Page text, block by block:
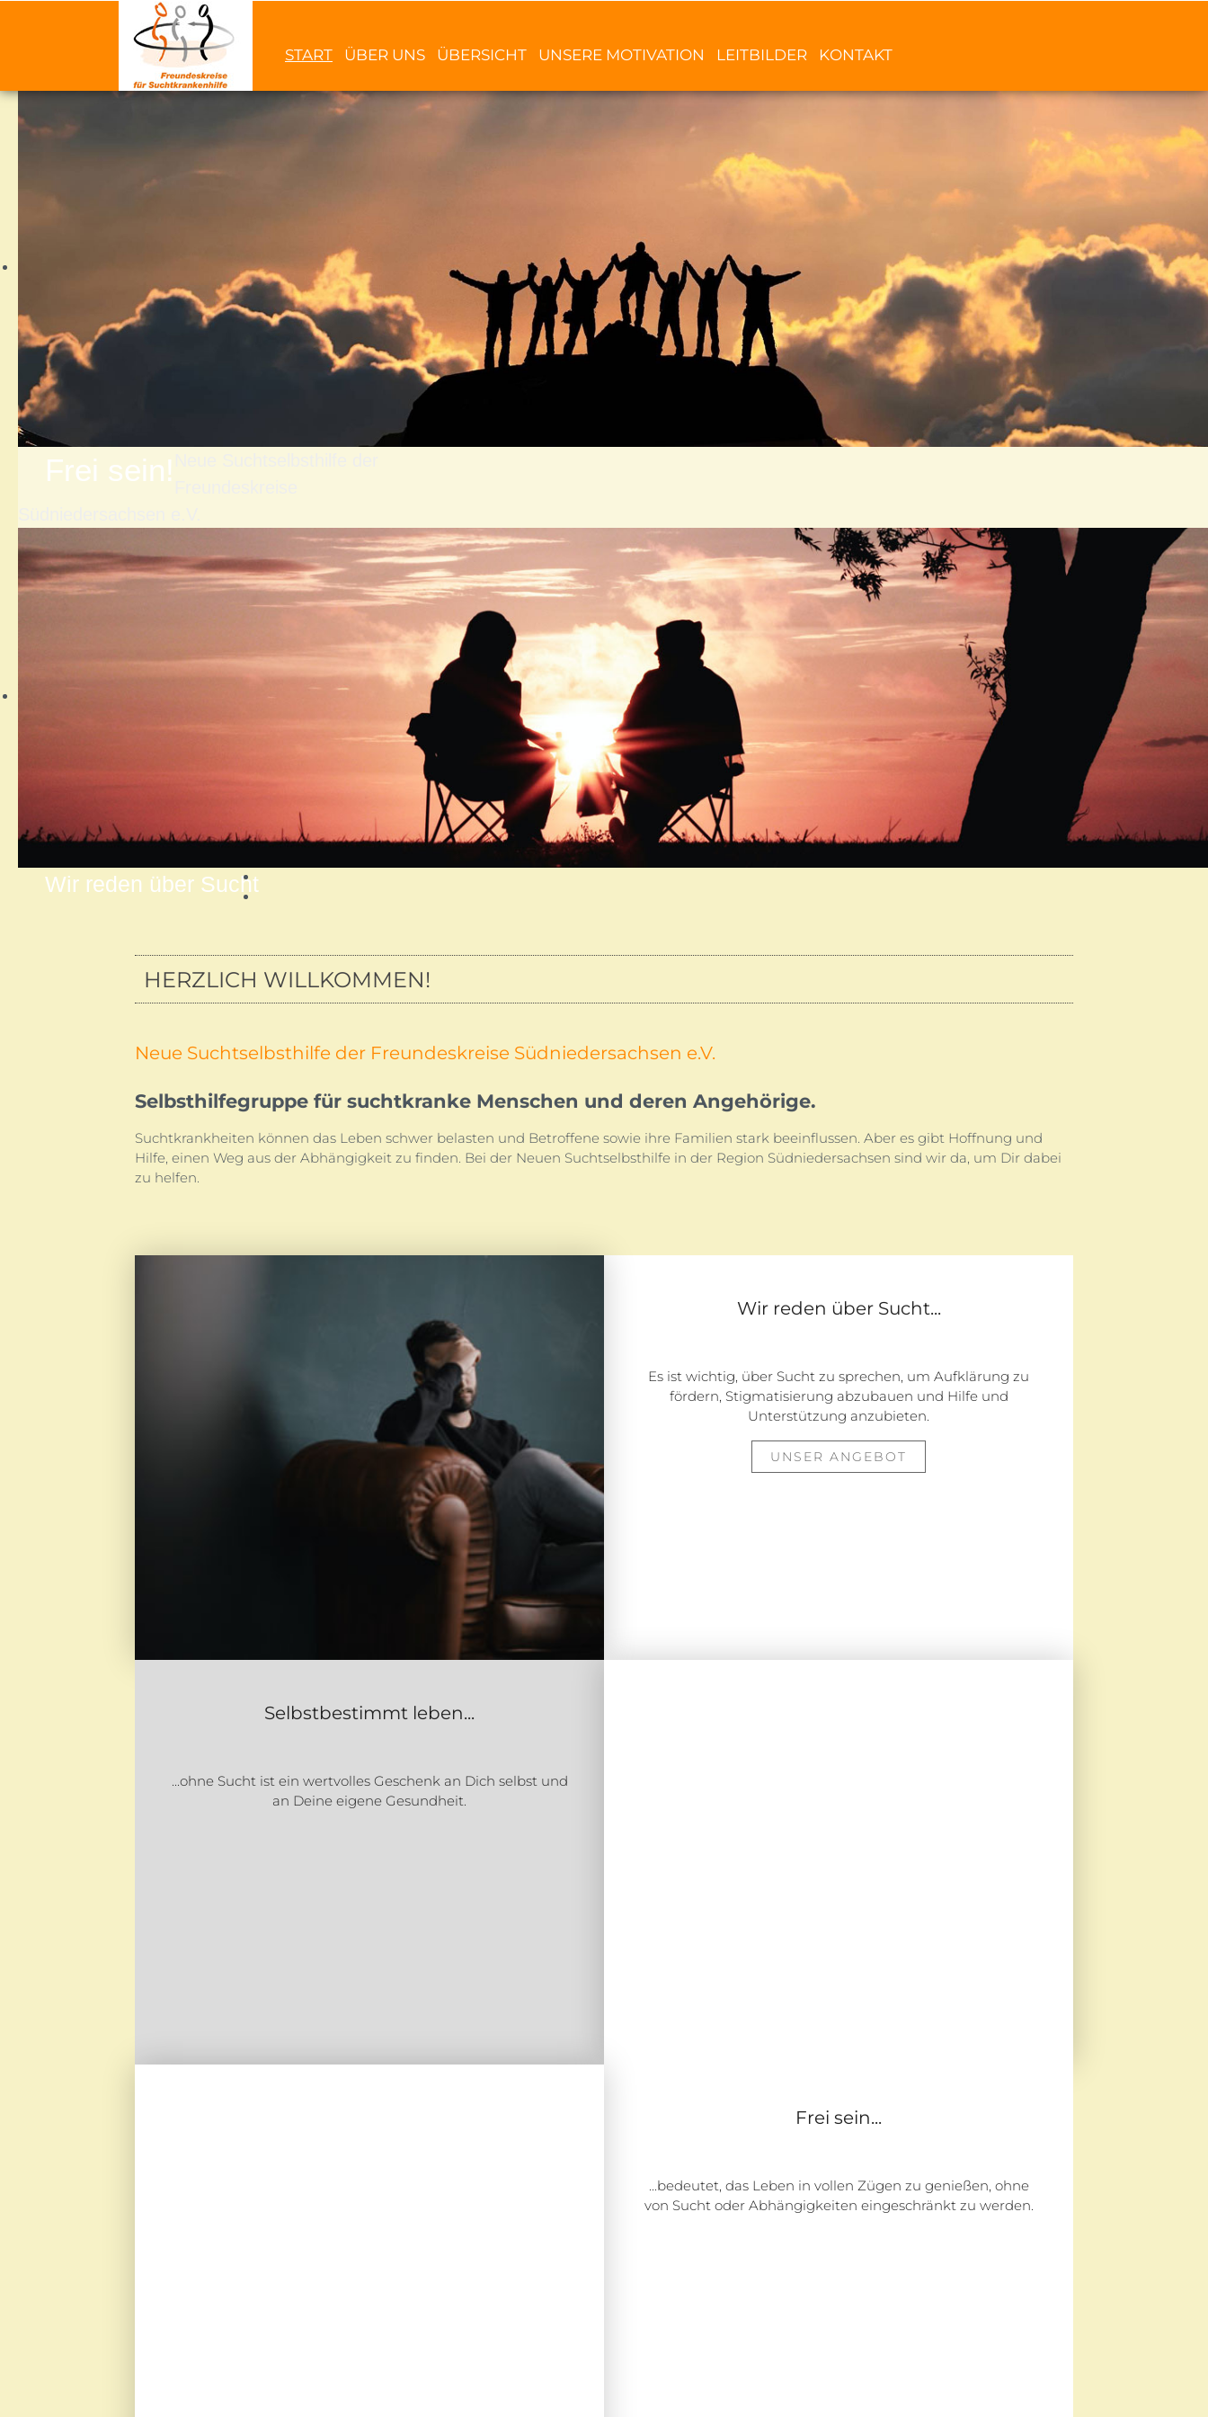
START ÜBER UNS ÜBERSICHT UNSERE MOTIVATION LEITBILDER KONTAKT
Frei sein!
Wir reden über Sucht
HERZLICH WILLKOMMEN!
Neue Suchtselbsthilfe der Freundeskreise Südniedersachsen e.V.
Selbsthilfegruppe für suchtkranke Menschen und deren Angehörige.
Suchtkrankheiten können das Leben schwer belasten und Betroffene sowie ihre Familien stark beeinflussen. Aber es gibt Hoffnung und
Hilfe, einen Weg aus der Abhängigkeit zu finden. Bei der Neuen Suchtselbsthilfe in der Region Südniedersachsen sind wir da, um Dir dabei
zu helfen.
Wir reden über Sucht...
Es ist wichtig, über Sucht zu sprechen, um Aufklärung zu
fördern, Stigmatisierung abzubauen und Hilfe und
Unterstützung anzubieten.
UNSER ANGEBOT
Selbstbestimmt leben...
...ohne Sucht ist ein wertvolles Geschenk an Dich selbst und
an Deine eigene Gesundheit.
Frei sein...
...bedeutet, das Leben in vollen Zügen zu genießen, ohne
von Sucht oder Abhängigkeiten eingeschränkt zu werden.